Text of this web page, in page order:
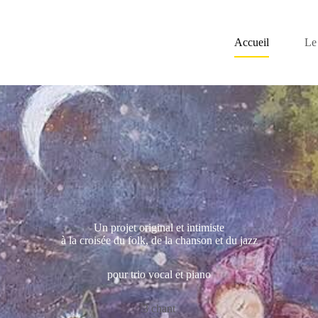
Accueil
Le
Un projet original et intimiste
à la croisée du folk, de la chanson et du jazz
pour trio vocal et piano
3 chant